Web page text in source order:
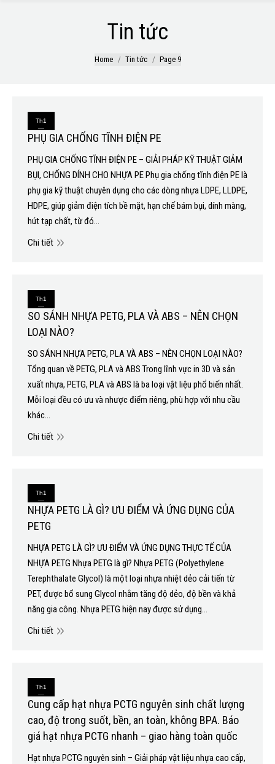
Tin tức
Home Tin tức Page 9
Th1
8
2026
PHỤ GIA CHỐNG TĨNH ĐIỆN PE
PHỤ GIA CHỐNG TĨNH ĐIỆN PE – GIẢI PHÁP KỸ THUẬT GIẢM
BỤI, CHỐNG DÍNH CHO NHỰA PE Phụ gia chống tĩnh điện PE là
phụ gia kỹ thuật chuyên dụng cho các dòng nhựa LDPE, LLDPE,
HDPE, giúp giảm điện tích bề mặt, hạn chế bám bụi, dính màng,
hút tạp chất, từ đó…
Chi tiết
Th1
8
2026
SO SÁNH NHỰA PETG, PLA VÀ ABS – NÊN CHỌN
LOẠI NÀO?
SO SÁNH NHỰA PETG, PLA VÀ ABS – NÊN CHỌN LOẠI NÀO?
Tổng quan về PETG, PLA và ABS Trong lĩnh vực in 3D và sản
xuất nhựa, PETG, PLA và ABS là ba loại vật liệu phổ biến nhất.
Mỗi loại đều có ưu và nhược điểm riêng, phù hợp với nhu cầu
khác…
Chi tiết
Th1
8
2026
NHỰA PETG LÀ GÌ? ƯU ĐIỂM VÀ ỨNG DỤNG CỦA
PETG
NHỰA PETG LÀ GÌ? ƯU ĐIỂM VÀ ỨNG DỤNG THỰC TẾ CỦA
NHỰA PETG Nhựa PETG là gì? Nhựa PETG (Polyethylene
Terephthalate Glycol) là một loại nhựa nhiệt dẻo cải tiến từ
PET, được bổ sung Glycol nhằm tăng độ dẻo, độ bền và khả
năng gia công. Nhựa PETG hiện nay được sử dụng…
Chi tiết
Th1
8
2026
Cung cấp hạt nhựa PCTG nguyên sinh chất lượng
cao, độ trong suốt, bền, an toàn, không BPA. Báo
giá hạt nhựa PCTG nhanh – giao hàng toàn quốc
Hạt nhựa PCTG nguyên sinh – Giải pháp vật liệu nhựa cao cấp,